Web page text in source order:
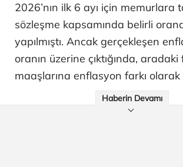
2026’nın ilk 6 ayı için memurlara
sözleşme kapsamında belirli
yapılmıştı. Ancak gerçekleşen
oranın üzerine çıktığında,
maaşlarına enflasyon farkı olarak
Haberin Devamı